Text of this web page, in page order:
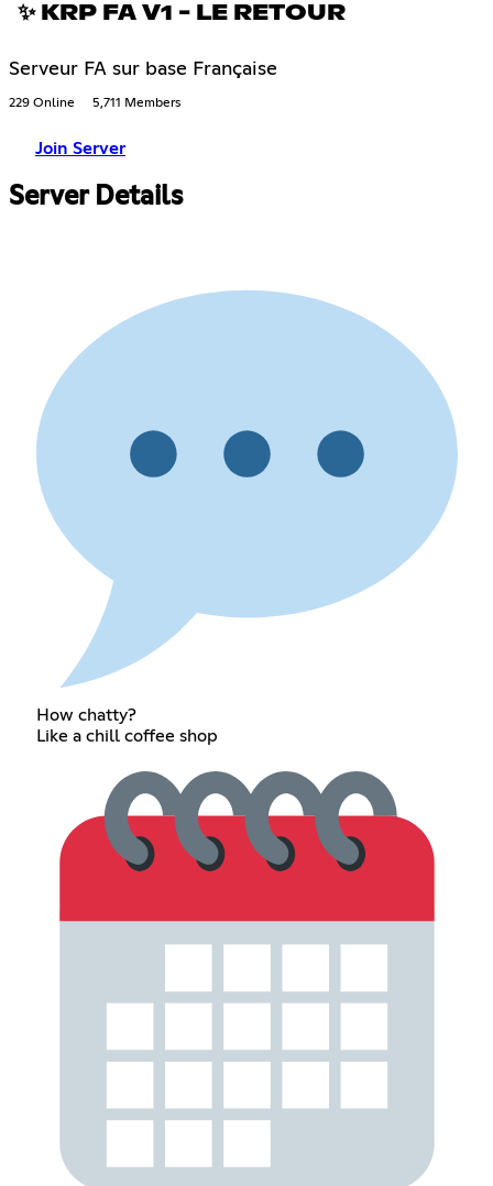
✨ KRP FA V1 - LE RETOUR
Serveur FA sur base Française
229 Online 5,711 Members
Join Server
Server Details
How chatty?
Like a chill coffee shop